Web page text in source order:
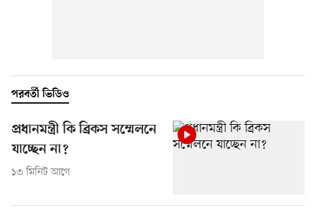
পরবর্তী ভিডিও
প্রধানমন্ত্রী কি ব্রিকস সম্মেলনে
যাচ্ছেন না?
১৩ মিনিট আগে